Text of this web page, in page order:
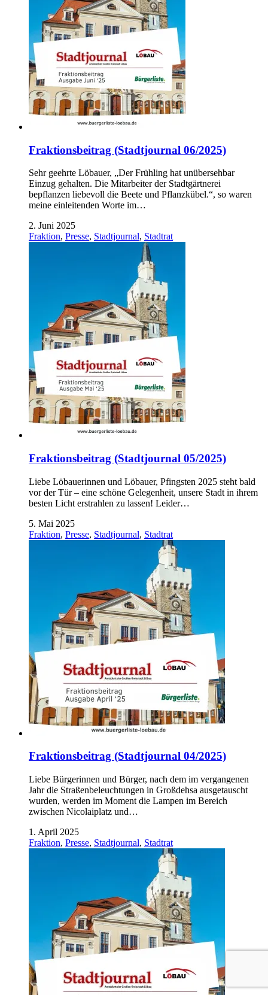
Fraktionsbeitrag (Stadtjournal 06/2025)
Sehr geehrte Löbauer, „Der Frühling hat unübersehbar
Einzug gehalten. Die Mitarbeiter der Stadtgärtnerei
bepflanzen liebevoll die Beete und Pflanzkübel.“, so waren
meine einleitenden Worte im…
2. Juni 2025
Fraktion, Presse, Stadtjournal, Stadtrat
Fraktionsbeitrag (Stadtjournal 05/2025)
Liebe Löbauerinnen und Löbauer, Pfingsten 2025 steht bald
vor der Tür – eine schöne Gelegenheit, unsere Stadt in ihrem
besten Licht erstrahlen zu lassen! Leider…
5. Mai 2025
Fraktion, Presse, Stadtjournal, Stadtrat
Fraktionsbeitrag (Stadtjournal 04/2025)
Liebe Bürgerinnen und Bürger, nach dem im vergangenen
Jahr die Straßenbeleuchtungen in Großdehsa ausgetauscht
wurden, werden im Moment die Lampen im Bereich
zwischen Nicolaiplatz und…
1. April 2025
Fraktion, Presse, Stadtjournal, Stadtrat